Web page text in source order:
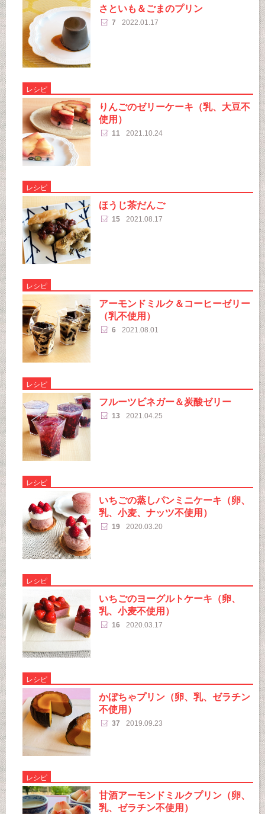
さといも＆ごまのプリン
7 2022.01.17
レシピ
りんごのゼリーケーキ（乳、大豆不
使用）
11 2021.10.24
レシピ
ほうじ茶だんご
15 2021.08.17
レシピ
アーモンドミルク＆コーヒーゼリー
（乳不使用）
6 2021.08.01
レシピ
フルーツビネガー＆炭酸ゼリー
13 2021.04.25
レシピ
いちごの蒸しパンミニケーキ（卵、
乳、小麦、ナッツ不使用）
19 2020.03.20
レシピ
いちごのヨーグルトケーキ（卵、
乳、小麦不使用）
16 2020.03.17
レシピ
かぼちゃプリン（卵、乳、ゼラチン
不使用）
37 2019.09.23
レシピ
甘酒アーモンドミルクプリン（卵、
乳、ゼラチン不使用）